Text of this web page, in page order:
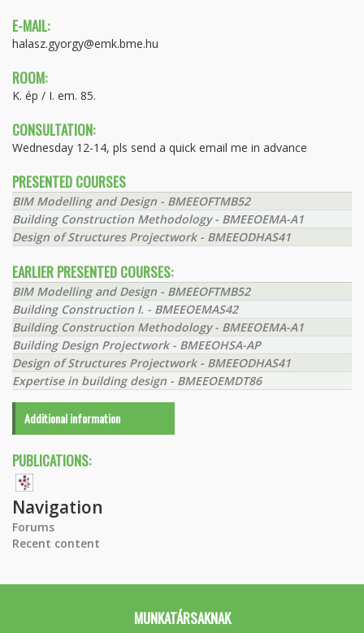
E-MAIL:
halasz.gyorgy@emk.bme.hu
ROOM:
K. ép / I. em. 85.
CONSULTATION:
Wednesday 12-14, pls send a quick email me in advance
PRESENTED COURSES
BIM Modelling and Design - BMEEOFTMB52
Building Construction Methodology - BMEEOEMA-A1
Design of Structures Projectwork - BMEEODHAS41
EARLIER PRESENTED COURSES:
BIM Modelling and Design - BMEEOFTMB52
Building Construction I. - BMEEOEMAS42
Building Construction Methodology - BMEEOEMA-A1
Building Design Projectwork - BMEEOHSA-AP
Design of Structures Projectwork - BMEEODHAS41
Expertise in building design - BMEEOEMDT86
Additional information
PUBLICATIONS:
Navigation
Forums
Recent content
MUNKATÁRSAKNAK